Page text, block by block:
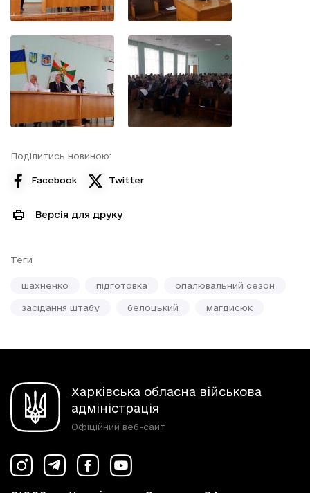
Поділитись новиною:
Facebook Twitter
Версія для друку
Теги
шахненко підготовка опалювальний сезон
засідання штабу белоцький магдисюк
Харківська обласна військова
адміністрація
Офіційний веб-сайт